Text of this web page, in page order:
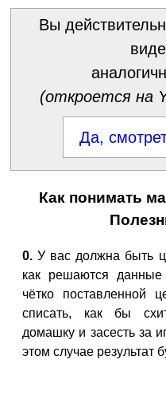
Вы
(откроется на
Да,
Как понимать
0. У вас должна быть
как решаются
чётко поставленной
списать, как бы
домашку и засесть за
этом случае результат